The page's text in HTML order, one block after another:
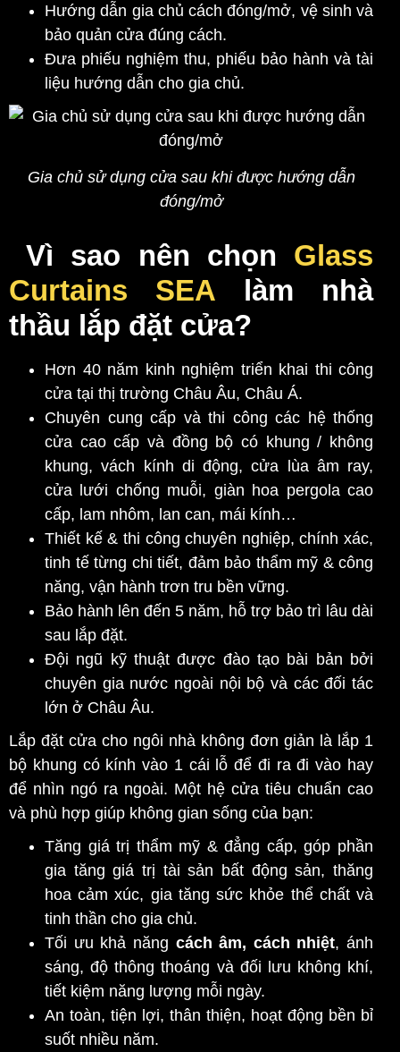
Hướng dẫn gia chủ cách đóng/mở, vệ sinh và
bảo quản cửa đúng cách.
Đưa phiếu nghiệm thu, phiếu bảo hành và tài
liệu hướng dẫn cho gia chủ.
Gia chủ sử dụng cửa sau khi được hướng dẫn
đóng/mở
Vì sao nên chọn Glass
Curtains SEA làm nhà
thầu lắp đặt cửa?
Hơn 40 năm kinh nghiệm triển khai thi công
cửa tại thị trường Châu Âu, Châu Á.
Chuyên cung cấp và thi công các hệ thống
cửa cao cấp và đồng bộ có khung / không
khung, vách kính di động, cửa lùa âm ray,
cửa lưới chống muỗi, giàn hoa pergola cao
cấp, lam nhôm, lan can, mái kính…
Thiết kế & thi công chuyên nghiệp, chính xác,
tinh tế từng chi tiết, đảm bảo thẩm mỹ & công
năng, vận hành trơn tru bền vững.
Bảo hành lên đến 5 năm, hỗ trợ bảo trì lâu dài
sau lắp đặt.
Đội ngũ kỹ thuật được đào tạo bài bản bởi
chuyên gia nước ngoài nội bộ và các đối tác
lớn ở Châu Âu.
Lắp đặt cửa cho ngôi nhà không đơn giản là lắp 1
bộ khung có kính vào 1 cái lỗ để đi ra đi vào hay
để nhìn ngó ra ngoài. Một hệ cửa tiêu chuẩn cao
và phù hợp giúp không gian sống của bạn:
Tăng giá trị thẩm mỹ & đẳng cấp, góp phần
gia tăng giá trị tài sản bất động sản, thăng
hoa cảm xúc, gia tăng sức khỏe thể chất và
tinh thần cho gia chủ.
Tối ưu khả năng cách âm, cách nhiệt, ánh
sáng, độ thông thoáng và đối lưu không khí,
tiết kiệm năng lượng mỗi ngày.
An toàn, tiện lợi, thân thiện, hoạt động bền bỉ
suốt nhiều năm.